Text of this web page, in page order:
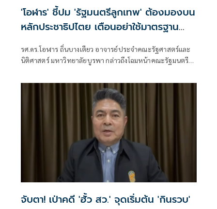
'โอฬาร' ชี้ปม 'รัฐมนตรีลูกเทพ' ต้องมองบน
หลักประชาธิปไตย เตือนอย่าใช้มาตรฐาน
สองชั้นตัดสินคนรุ่นใหม่
รศ.ดร.โอฬาร ถิ่นบางเตียว อาจารย์ประจำคณะรัฐศาสตร์และ
นิติศาสตร์ มหาวิทยาลัยบูรพา กล่าวถึงโฉมหน้าคณะรัฐมนตรี
จับตา! เป่าคดี 'ฮั้ว สว.' จุดเริ่มต้น 'กินรวบ'